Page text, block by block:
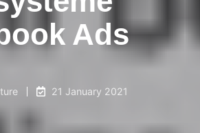
Ads
21 January 2021